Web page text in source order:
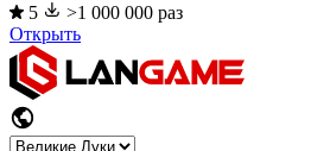
5
>1 000 000 раз
Открыть